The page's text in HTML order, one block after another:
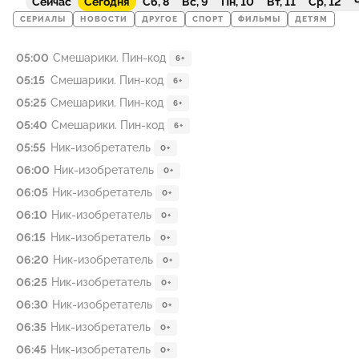
СЕРИАЛЫ НОВОСТИ ДРУГОЕ СПОРТ ФИЛЬМЫ ДЕТЯМ
05:00 Смешарики. Пин-код 6+
05:15 Смешарики. Пин-код 6+
05:25 Смешарики. Пин-код 6+
05:40 Смешарики. Пин-код 6+
05:55 Ник-изобретатель 0+
06:00 Ник-изобретатель 0+
06:05 Ник-изобретатель 0+
06:10 Ник-изобретатель 0+
06:15 Ник-изобретатель 0+
06:20 Ник-изобретатель 0+
06:25 Ник-изобретатель 0+
06:30 Ник-изобретатель 0+
06:35 Ник-изобретатель 0+
06:45 Ник-изобретатель 0+